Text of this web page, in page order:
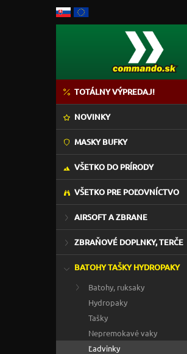
TOTÁLNY VÝPREDAJ!
NOVINKY
MASKY BUFKY
VŠETKO DO PRÍRODY
VŠETKO PRE POĽOVNÍCTVO
AIRSOFT A ZBRANE
ZBRAŇOVÉ DOPLNKY, TERČE
BATOHY TAŠKY HYDROPAKY
Batohy, ruksaky
Hydropaky
Tašky
Nepremokavé vaky
Ľadvinky